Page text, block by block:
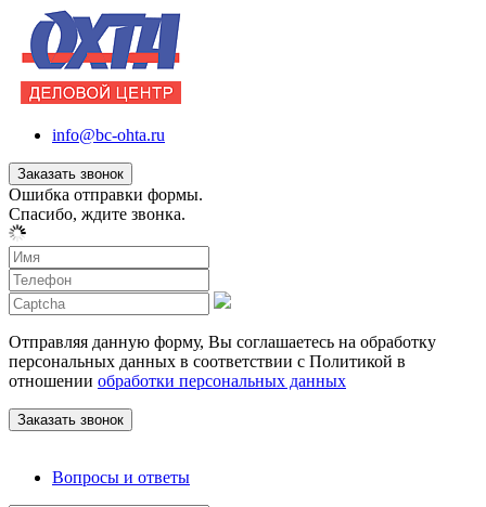
info@bc-ohta.ru
Заказать звонок
Ошибка отправки формы.
Спасибо, ждите звонка.
Отправляя данную форму, Вы соглашаетесь на обработку
персональных данных в соответствии с Политикой в
отношении обработки персональных данных
Вопросы и ответы